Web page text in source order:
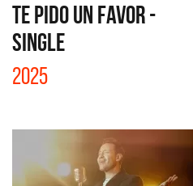
TE PIDO UN FAVOR -
SINGLE
2025